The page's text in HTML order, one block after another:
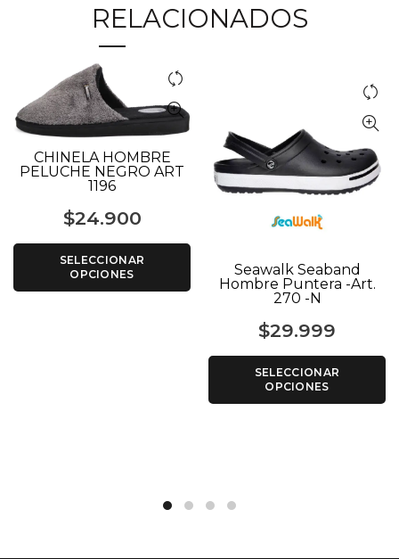
RELACIONADOS
CHINELA HOMBRE
PELUCHE NEGRO ART
1196
$24.900
SELECCIONAR
OPCIONES
Seawalk Seaband
Hombre Puntera -Art.
270 -N
$29.999
SELECCIONAR
OPCIONES